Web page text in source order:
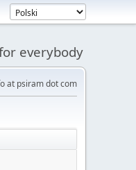
everybody
at psiram dot com